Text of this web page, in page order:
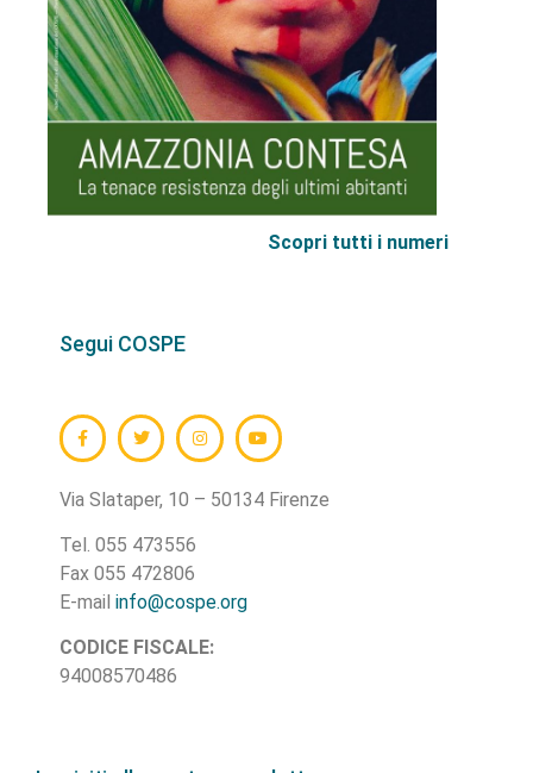
Scopri tutti i numeri
Segui COSPE
Via Slataper, 10 – 50134 Firenze
Tel. 055 473556
Fax 055 472806
E-mail info@cospe.org
CODICE FISCALE:
94008570486